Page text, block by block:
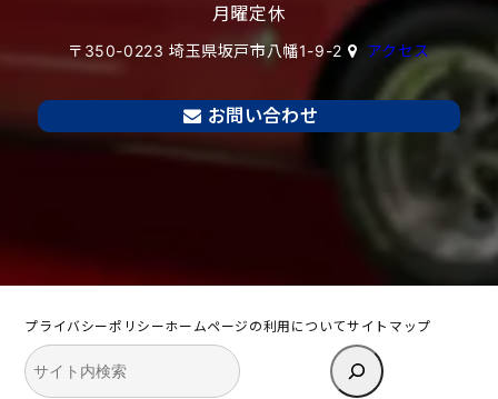
月曜定休
〒350-0223 埼玉県坂戸市八幡1-9-2 アクセス
お問い合わせ
プライバシーポリシーホームページの利用についてサイトマップ
検
索